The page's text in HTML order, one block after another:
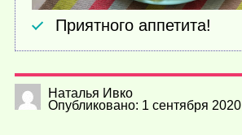
Приятного аппетита!
Наталья Ивко
Опубликовано: 1 сентября 2020